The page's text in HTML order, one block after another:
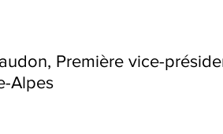
Première vice-
Alpes